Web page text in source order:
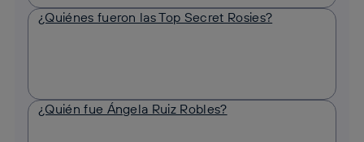
¿Quiénes fueron las Top Secret Rosies?
¿Quién fue Ángela Ruiz Robles?